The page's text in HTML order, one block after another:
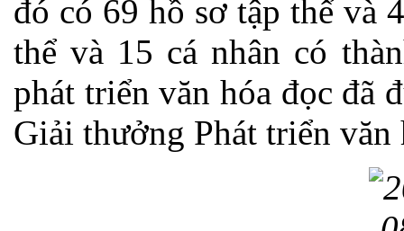
đó có 69 hồ sơ tập thể và
thể và 15 cá nhân có
phát triển văn hóa đọc đã
Giải thưởng Phát triển